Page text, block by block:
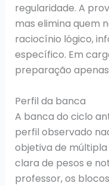
regularidade. A
mas elimina quem
raciocínio lógico,
específico. Em
preparação
Perfil da banca
A banca do ciclo
perfil observado
objetiva de
clara de pesos e
professor, os